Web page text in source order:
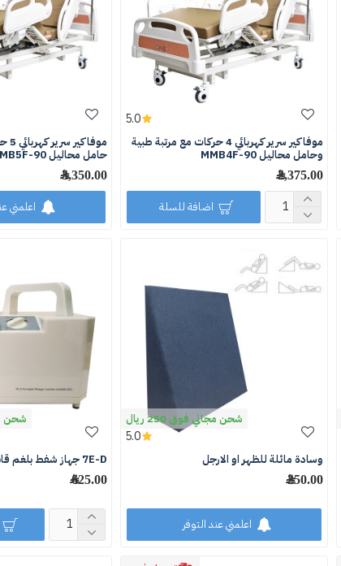
موفاكير سرير كهربائي 4 حركات مع مرتبة طبية
وحامل محاليل MMB4F-90
2,375.00 ﷼
5.0
اضافة للسلة
حامل محاليل MMB5F-90
3,350.00 ﷼
اعلمني
شحن مجاني فوق 250 ريال
وسادة مائلة للظهر او الارجل
250.00 ﷼
5.0
اعلمني عند التوفر
شحن
7E-D جهاز شفط بلغم قابل للشحن يوويل
625.00 ﷼